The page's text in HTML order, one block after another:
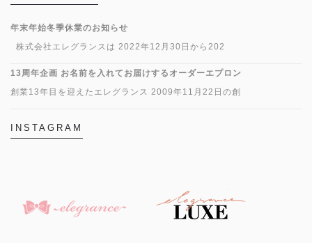
年末年始冬季休業のお知らせ
株式会社エレグランスは 2022年12月30日から202
13周年企画 お名前を入れてお届けするオーダーエプロン
創業13年目を迎えたエレグランス 2009年11月22日の創
INSTAGRAM